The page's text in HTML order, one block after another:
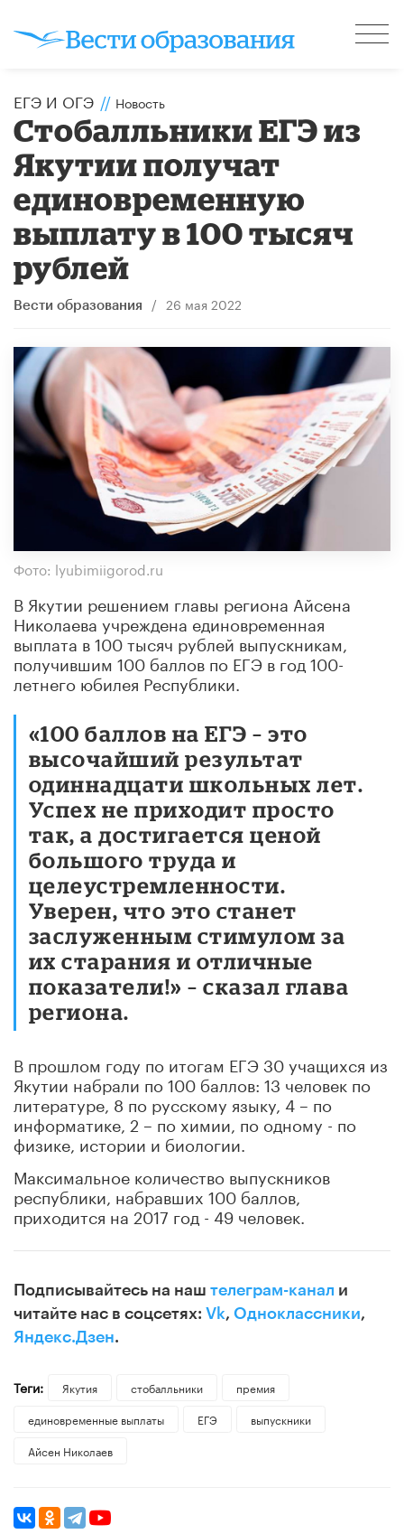
ЕГЭ И ОГЭ // Новость
Стобалльники ЕГЭ из
Якутии получат
единовременную
выплату в 100 тысяч
рублей
Вести образования / 26 мая 2022
Фото: lyubimiigorod.ru
В Якутии решением главы региона Айсена
Николаева учреждена единовременная
выплата в 100 тысяч рублей выпускникам,
получившим 100 баллов по ЕГЭ в год 100-
летнего юбилея Республики.
«100 баллов на ЕГЭ – это
высочайший результат
одиннадцати школьных лет.
Успех не приходит просто
так, а достигается ценой
большого труда и
целеустремленности.
Уверен, что это станет
заслуженным стимулом за
их старания и отличные
показатели!» – сказал глава
региона.
В прошлом году по итогам ЕГЭ 30 учащихся из
Якутии набрали по 100 баллов: 13 человек по
литературе, 8 по русскому языку, 4 – по
информатике, 2 – по химии, по одному - по
физике, истории и биологии.
Максимальное количество выпускников
республики, набравших 100 баллов,
приходится на 2017 год - 49 человек.
Подписывайтесь на наш телеграм-канал и
читайте нас в соцсетях: Vk, Одноклассники,
Яндекс.Дзен.
Теги: Якутия стобалльники
премия
единовременные выплаты
ЕГЭ
выпускники
Айсен Николаев